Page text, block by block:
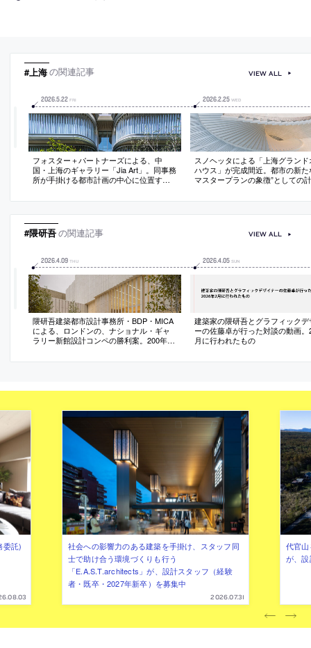
#上海の関連記事
2026.5.22 FRI
フォスター＋パートナーズによる、中
国・上海のギャラリー「Jia Art」。同事務
所が手掛ける都市計画の中心に位置する
の花に着想を得て“四枚の花びら”を模した
リブで“動きと表情のある外観”も生み出す
2026.2.25 WED
スノヘッタによる「上海グランド
ハウス」が完成間近。都市の新た
マスタープランの象徴”としての
想を得て、24時間アクセス可能な
年後半の開館を予定
VIEW ALL
#隈研吾の関連記事
2026.4.09 THU
隈研吾建築都市設計事務所・BDP・MICA
による、ロンドンの、ナショナル・ギャ
ラリー新館設計コンペの勝利案。200年以
市の重要な二つの広場の間にある敷地に
2026.4.05 SUN
建築家の隈研吾とグラフィックデ
ーの佐藤卓が行った対談の動画。
月に行われたもの
VIEW ALL
委託)
社会への影響力のある建築を手掛け、スタッフ同
士で助け合う環境づくりも行う
「E.A.S.T.architects」が、設計スタッフ（経験
者・既卒・2027年新卒）を募集中
2026.07.31
代官
が、